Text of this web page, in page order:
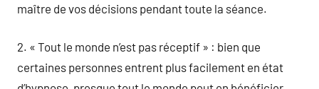
maître de vos décisions pendant toute la séance.
2. « Tout le monde n’est pas réceptif » : bien que
certaines personnes entrent plus facilement en état